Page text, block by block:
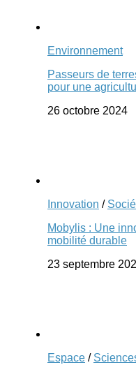
Environnement
Passeurs de
pour une
26 octobre 2024
Innovation /
Mobylis : Une
mobilité durable
23 septembre
Espace /